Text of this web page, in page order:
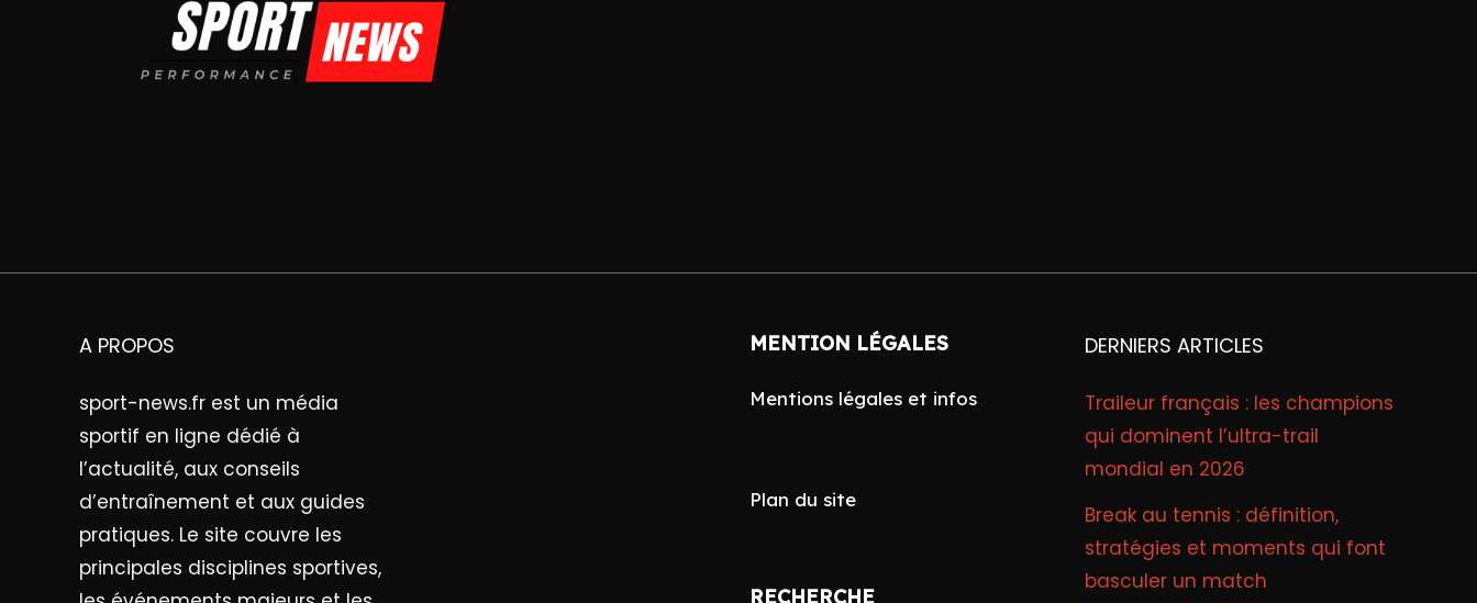
A PROPOS
sport-news.fr est un média
sportif en ligne dédié à
l’actualité, aux conseils
d’entraînement et aux guides
pratiques. Le site couvre les
principales disciplines sportives,
MENTION LÉGALES
Mentions légales et infos
Plan du site
RECHERCHE
Search
DERNIERS ARTICLES
Traileur français : les champions
qui dominent l’ultra-trail
mondial en 2026
Break au tennis : définition,
stratégies et moments qui font
basculer un match